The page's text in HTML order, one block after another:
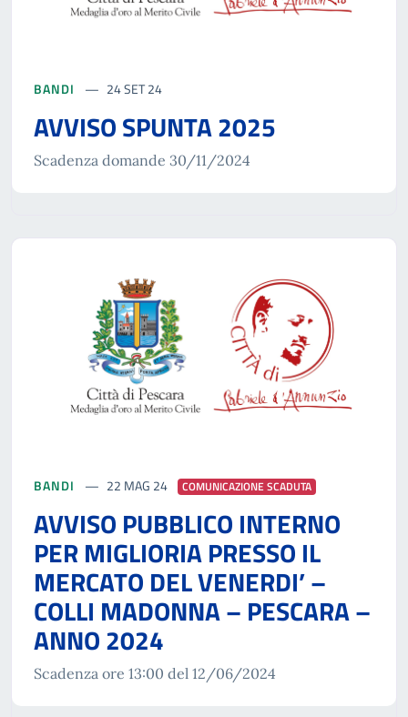
BANDI 24 SET 24
AVVISO SPUNTA 2025
Scadenza domande 30/11/2024
BANDI 22 MAG 24 COMUNICAZIONE SCADUTA
AVVISO PUBBLICO INTERNO
PER MIGLIORIA PRESSO IL
MERCATO DEL VENERDI’ –
COLLI MADONNA – PESCARA –
ANNO 2024
Scadenza ore 13:00 del 12/06/2024